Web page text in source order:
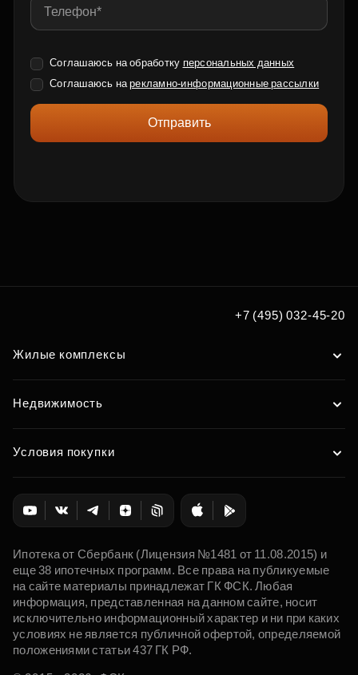
Соглашаюсь на обработку персональных данных
Соглашаюсь нарекламно-информационные рассылки
Отправить
+7 (495) 032-45-20
Жилые комплексы
Недвижимость
Условия покупки
Ипотека от Сбербанк (Лицензия №1481 от 11.08.2015) и
еще 38 ипотечных программ. Все права на публикуемые
на сайте материалы принадлежат ГК ФСК. Любая
информация, представленная на данном сайте, носит
исключительно информационный характер и ни при каких
условиях не является публичной офертой, определяемой
положениями статьи 437 ГК РФ.